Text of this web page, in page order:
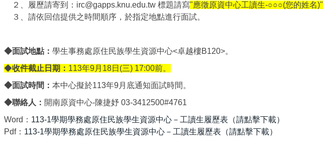
２、履歷請寄到：irc@gapps.knu.edu.tw 標題請寫"應徵原資中心工讀生-○○○(您的姓名)"
３、請依回信提供之時間順序，於指定地點進行面試。
◆面試地點： 學生事務處原住民族學生資源中心<卓越樓B120>。
◆收件截止日期： 113年9月18日(三) 17:00前。
◆面試時間： 本中心擬於113年9月底通知面試時間。
◆聯絡人： 開南原資中心-陳捷妤 03-3412500#4761
Word： 113-1學期學務處原住民族學生資源中心－工讀生履歷表（請點擊下載）
Pdf： 113-1學期學務處原住民族學生資源中心－工讀生履歷表（請點擊下載）